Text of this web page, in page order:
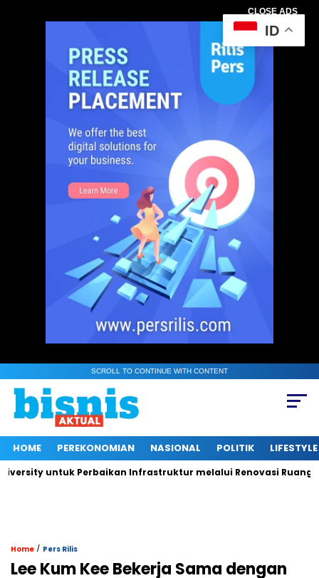
CLOSE ADS
SCROLL TO CONTINUE WITH CONTENT
HOME PEREKONOMIAN NASIONAL POLITIK LIFESTYLE
Perbaikan Infrastruktur melalui Renovasi Ruang Publik
Home / Pers Rilis
Lee Kum Kee Bekerja Sama dengan
ID